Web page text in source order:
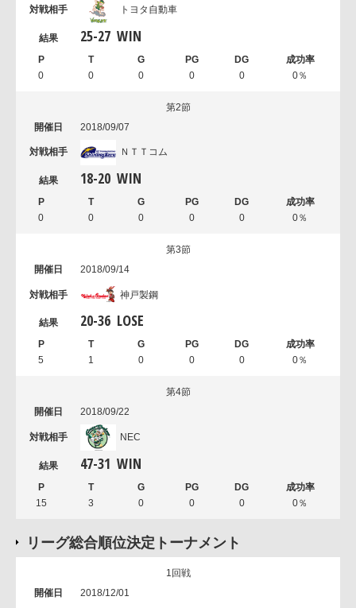
トヨタ自動車
25-27 WIN
0 0 0 0 0 0％
第2節
2018/09/07
ＮＴＴコム
18-20 WIN
0 0 0 0 0 0％
第3節
2018/09/14
神戸製鋼
20-36 LOSE
5 1 0 0 0 0％
第4節
2018/09/22
NEC
47-31 WIN
15 3 0 0 0 0％
リーグ総合順位決定トーナメント
1回戦
2018/12/01